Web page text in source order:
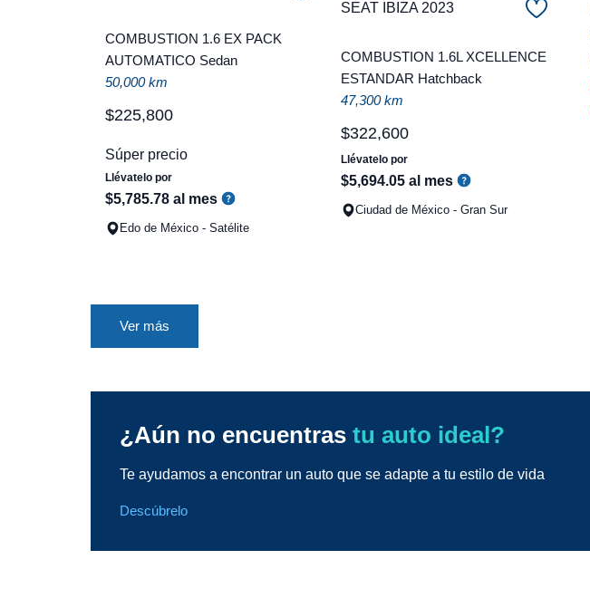
COMBUSTION 1.6 EX PACK
AUTOMATICO Sedan
50,000 km
$225,800
Súper precio
Llévatelo por
$5,785.78 al mes
Edo de México - Satélite
SEAT IBIZA 2023
COMBUSTION 1.6L XCELLENCE
ESTANDAR Hatchback
47,300 km
$322,600
Llévatelo por
$5,694.05 al mes
Ciudad de México - Gran Sur
Ver más
¿Aún no encuentras tu auto ideal?
Te ayudamos a encontrar un auto que se adapte a tu estilo de vida
Descúbrelo